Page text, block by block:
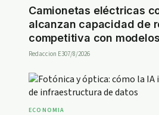
Camionetas eléctricas
alcanzan capacidad de
competitiva con
Redaccion E307/8/2026
ECONOMIA